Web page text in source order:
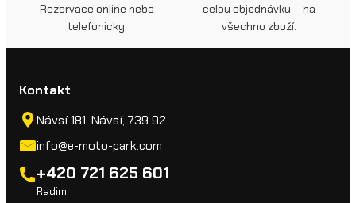
Rezervace online nebo
telefonicky.
celou objednávku – na
všechno zboží.
Kontakt
Návsí 181, Návsí, 739 92
info@e-moto-park.com
+420 721 625 601
Radim